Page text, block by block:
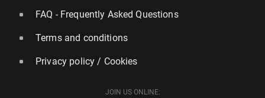
FAQ - Frequently Asked Questions
Terms and conditions
Privacy policy / Cookies
JOIN US ONLINE: